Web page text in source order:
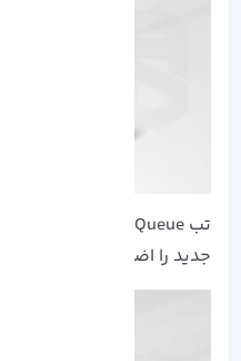
تب Simple Queue را انتخاب و از طریق
جدید را اضافه کنید: